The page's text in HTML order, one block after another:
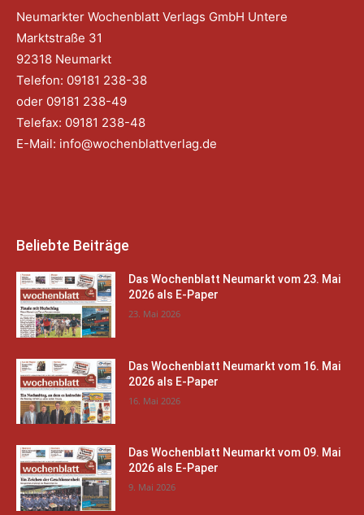
Neumarkter Wochenblatt Verlags GmbH Untere
Marktstraße 31
92318 Neumarkt
Telefon: 09181 238-38
oder 09181 238-49
Telefax: 09181 238-48
E-Mail: info@wochenblattverlag.de
Beliebte Beiträge
Das Wochenblatt Neumarkt vom 23. Mai
2026 als E-Paper
23. Mai 2026
Das Wochenblatt Neumarkt vom 16. Mai
2026 als E-Paper
16. Mai 2026
Das Wochenblatt Neumarkt vom 09. Mai
2026 als E-Paper
9. Mai 2026